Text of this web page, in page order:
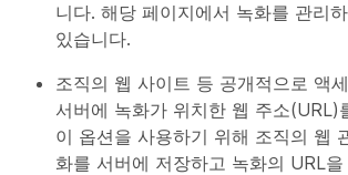
니다. 해당 페이지에서 녹화를 관리
있습니다.
조직의 웹 사이트 등 공개적으로 액
서버에 녹화가 위치한 웹 주소(URL)
이 옵션을 사용하기 위해 조직의 웹
화를 서버에 저장하고 녹화의 URL